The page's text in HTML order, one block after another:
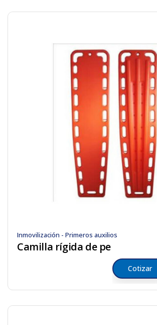
Inmovilización - Primeros auxilios
Camilla rígida de pe
Cotizar